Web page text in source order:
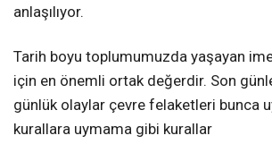
anlaşılıyor.
Tarih boyu toplumumuzda yaşayan
için en önemli ortak değerdir. Son
günlük olaylar çevre felaketleri bunca
kurallara uymama gibi kurallar